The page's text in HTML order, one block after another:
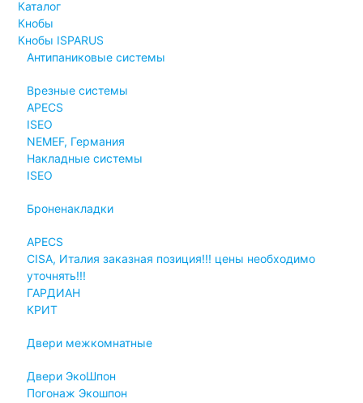
Каталог
Кнобы
Кнобы ISPARUS
Антипаниковые системы
Врезные системы
APECS
ISEO
NEMEF, Германия
Накладные системы
ISEO
Броненакладки
APECS
CISA, Италия заказная позиция!!! цены необходимо
уточнять!!!
ГАРДИАН
КРИТ
Двери межкомнатные
Двери ЭкоШпон
Погонаж Экошпон